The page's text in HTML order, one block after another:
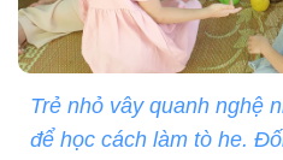
Trẻ nhỏ vây quanh nghệ
để học cách làm tò he.